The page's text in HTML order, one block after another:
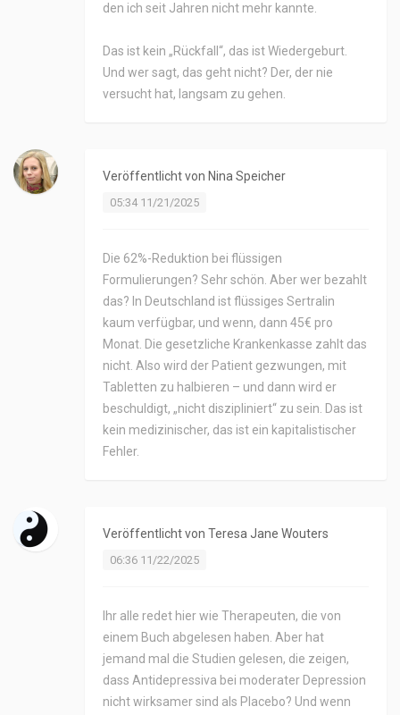
den ich seit Jahren nicht mehr kannte.
Das ist kein „Rückfall“, das ist Wiedergeburt.
Und wer sagt, das geht nicht? Der, der nie
versucht hat, langsam zu gehen.
Veröffentlicht von Nina Speicher
05:34 11/21/2025
Die 62%-Reduktion bei flüssigen
Formulierungen? Sehr schön. Aber wer bezahlt
das? In Deutschland ist flüssiges Sertralin
kaum verfügbar, und wenn, dann 45€ pro
Monat. Die gesetzliche Krankenkasse zahlt das
nicht. Also wird der Patient gezwungen, mit
Tabletten zu halbieren – und dann wird er
beschuldigt, „nicht diszipliniert“ zu sein. Das ist
kein medizinischer, das ist ein kapitalistischer
Fehler.
Veröffentlicht von Teresa Jane Wouters
06:36 11/22/2025
Ihr alle redet hier wie Therapeuten, die von
einem Buch abgelesen haben. Aber hat
jemand mal die Studien gelesen, die zeigen,
dass Antidepressiva bei moderater Depression
nicht wirksamer sind als Placebo? Und wenn